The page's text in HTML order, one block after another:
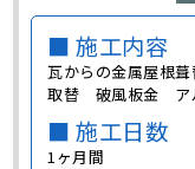
■ 施工内容
瓦からの金属屋根
取替 破風板金 ア
■ 施工日数
1ヶ月間